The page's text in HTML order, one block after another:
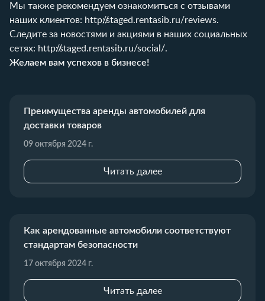
Мы также рекомендуем ознакомиться с отзывами
наших клиентов: http://staged.rentasib.ru/reviews.
Следите за новостями и акциями в наших социальных
сетях: http://staged.rentasib.ru/social/.
Желаем вам успехов в бизнесе!
Преимущества аренды автомобилей для
доставки товаров
09 октября 2024 г.
Читать далее
Как арендованные автомобили соответствуют
стандартам безопасности
17 октября 2024 г.
Читать далее